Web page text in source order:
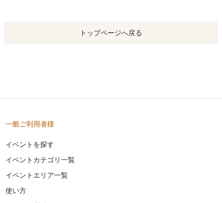
トップページへ戻る
一般ご利用者様
イベントを探す
イベントカテゴリ一覧
イベントエリア一覧
使い方